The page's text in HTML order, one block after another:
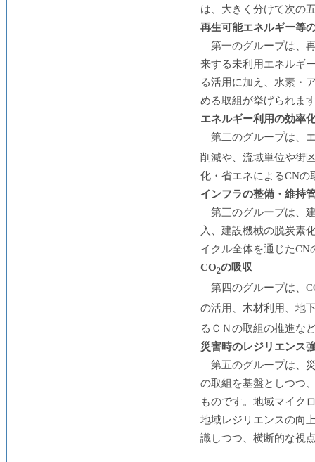
は、大きく分けて次の
再生可能エネルギー等
第一のグループは、
来する未利用エネルギ
る活用に加え、水素・
める取組が挙げられま
エネルギー利用の効率
第二のグループは、
削減や、流域単位や街
化・省エネによるCNの
インフラの整備・維持
第三のグループは、
入、建設機械の脱炭素
イクル全体を通じた
CO2の吸収
第四のグループは、
の活用、木材利用、地
るＣＮの取組の推進な
災害時のレジリエンス
第五のグループは、
の取組を基盤としつつ
ものです。地域マイク
地域レジリエンスの向
識しつつ、横断的な視